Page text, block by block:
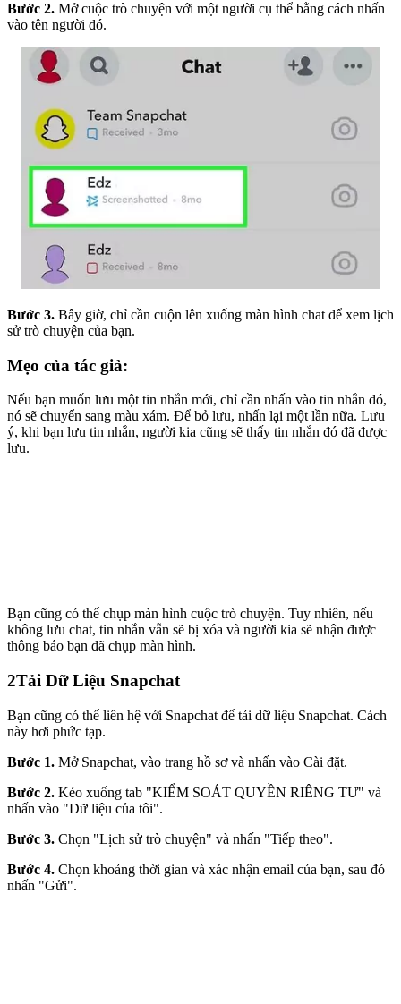
Bước 2. Mở cuộc trò chuyện với một người cụ thể bằng cách nhấn
vào tên người đó.
Bước 3. Bây giờ, chỉ cần cuộn lên xuống màn hình chat để xem lịch
sử trò chuyện của bạn.
Mẹo của tác giả:
Nếu bạn muốn lưu một tin nhắn mới, chỉ cần nhấn vào tin nhắn đó,
nó sẽ chuyển sang màu xám. Để bỏ lưu, nhấn lại một lần nữa. Lưu
ý, khi bạn lưu tin nhắn, người kia cũng sẽ thấy tin nhắn đó đã được
lưu.
Bạn cũng có thể chụp màn hình cuộc trò chuyện. Tuy nhiên, nếu
không lưu chat, tin nhắn vẫn sẽ bị xóa và người kia sẽ nhận được
thông báo bạn đã chụp màn hình.
2Tải Dữ Liệu Snapchat
Bạn cũng có thể liên hệ với Snapchat để tải dữ liệu Snapchat. Cách
này hơi phức tạp.
Bước 1. Mở Snapchat, vào trang hồ sơ và nhấn vào Cài đặt.
Bước 2. Kéo xuống tab "KIỂM SOÁT QUYỀN RIÊNG TƯ" và
nhấn vào "Dữ liệu của tôi".
Bước 3. Chọn "Lịch sử trò chuyện" và nhấn "Tiếp theo".
Bước 4. Chọn khoảng thời gian và xác nhận email của bạn, sau đó
nhấn "Gửi".